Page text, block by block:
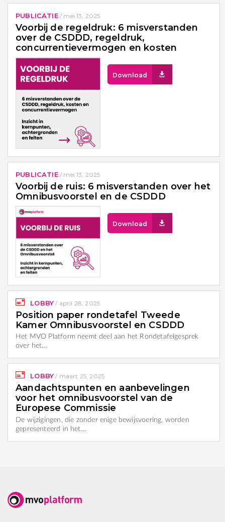
PUBLICATIE/ mei 13, 2025
Voorbij de regeldruk: 6 misverstanden
over de CSDDD, regeldruk,
concurrentievermogen en kosten
Download
PUBLICATIE/ mei 13, 2025
Voorbij de ruis: 6 misverstanden over het
Omnibusvoorstel en de CSDDD
Download
LOBBY / april 28, 2025
Position paper rondetafel Tweede
Kamer Omnibusvoorstel en CSDDD
Het MVO Platform neemt deel aan het Rondetafelgesprek
over het…
LOBBY / maart 25, 2025
Aandachtspunten en aanbevelingen
voor het omnibusvoorstel van de
Europese Commissie
De wijzigingen, die zonder enige bewijsvoering, worden
gepresenteerd in het…